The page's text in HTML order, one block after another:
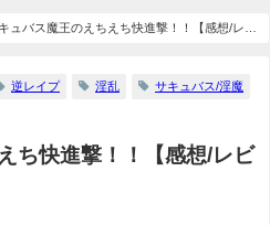
ュバス魔王のえちえち快進撃！！【感想/レビ
逆レイプ 淫乱 サキュバス/淫魔
ち快進撃！！【感想/レビ